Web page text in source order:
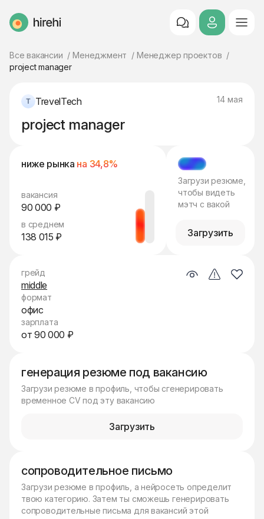
HireHi
Все вакансии Менеджмент
Менеджер проектов
project manager
TrevelTech 14 мая
project manager
ниже рынка на 34,8%
вакансия
90 000 ₽
в среднем
138 015 ₽
МЭТЧ
Загрузи резюме,
чтобы видеть
мэтч с вакой
Загрузить
генерация резюме под вакансию
Загрузи резюме в профиль, чтобы сгенерировать
временное CV под эту вакансию
Загрузить
сопроводительное письмо
Загрузи резюме в профиль, а нейросеть определит
твою категорию. Затем ты сможешь генерировать
сопроводительные письма для вакансий этой
грейд
middle
формат
офис
зарплата
от 90 000 ₽